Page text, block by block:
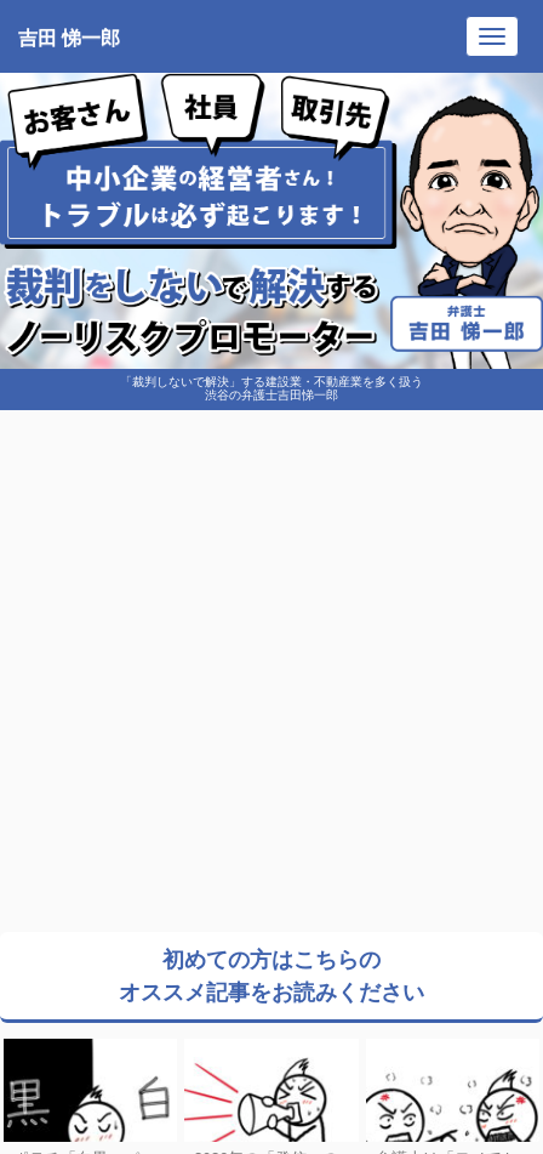
「裁判しないで解決」する建設業・不動産業を多く扱う
渋谷の弁護士吉田悌一郎
吉田 悌一郎
初めての方はこちらの
オススメ記事をお読みください